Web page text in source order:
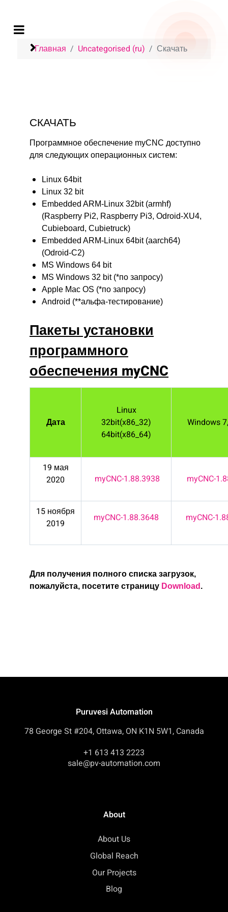
Главная Uncategorised (ru) Скачать
СКАЧАТЬ
Программное обеспечение myCNC доступно
для следующих операционных систем:
Linux 64bit
Linux 32 bit
Embedded ARM-Linux 32bit (armhf)
(Raspberry Pi2, Raspberry Pi3, Odroid-XU4,
Cubieboard, Cubietruck)
Embedded ARM-Linux 64bit (aarch64)
(Odroid-C2)
MS Windows 64 bit
MS Windows 32 bit (*по запросу)
Apple Mac OS (*по запросу)
Android (**альфа-тестирование)
Пакеты установки
программного
обеспечения myCNC
Дата
Linux
32bit(x86_32)
64bit(x86_64)
Windows
19 мая
2020
myCNC-1.88.3938 myCNC-
15 ноября
2019
myCNC-1.88.3648 myCNC-
Для получения полного списка загрузок,
пожалуйста, посетите страницу Download .
Puruvesi Automation
78 George St #204, Ottawa, ON K1N 5W1, Canada
+1 613 413 2223
sale@pv-automation.com
About
About Us
Global Reach
Our Projects
Blog